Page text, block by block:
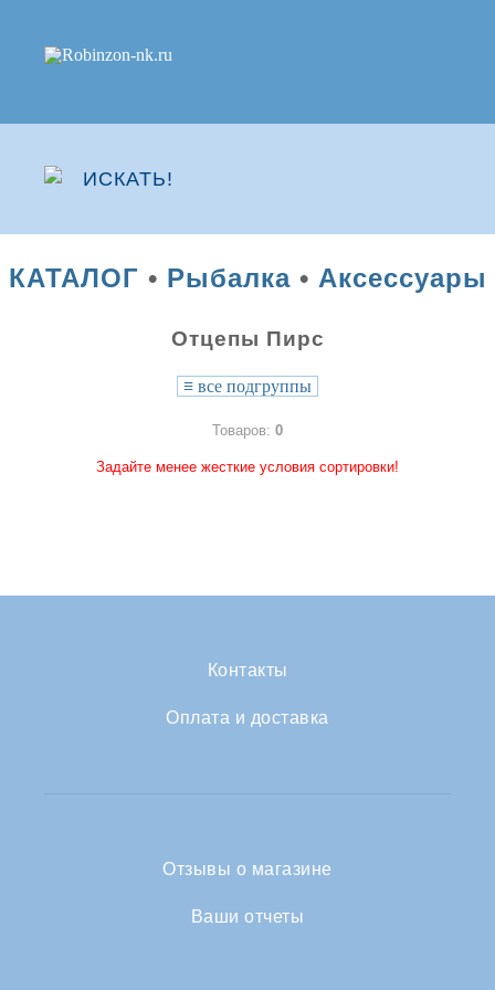
КАТАЛОГ • Рыбалка• Аксессуары
Отцепы Пирс
≡ все подгруппы
Товаров: 0
Задайте менее жесткие условия сортировки!
Контакты
Оплата и доставка
Отзывы о магазине
Ваши отчеты